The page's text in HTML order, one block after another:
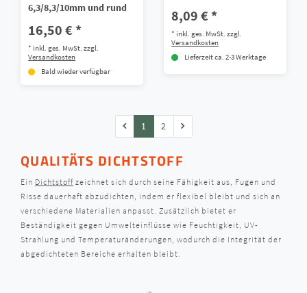
6,3/8,3/10mm und rund
16,50 € *
*inkl. ges. MwSt. zzgl.
Versandkosten
Bald wieder verfügbar
8,09 € *
*inkl. ges. MwSt. zzgl.
Versandkosten
Lieferzeit ca. 2-3 Werktage
1 2
QUALITÄTS DICHTSTOFF
Ein Dichtstoff zeichnet sich durch seine Fähigkeit aus, Fugen und
Risse dauerhaft abzudichten, indem er flexibel bleibt und sich an
verschiedene Materialien anpasst. Zusätzlich bietet er
Beständigkeit gegen Umwelteinflüsse wie Feuchtigkeit, UV-
Strahlung und Temperaturänderungen, wodurch die Integrität der
abgedichteten Bereiche erhalten bleibt.